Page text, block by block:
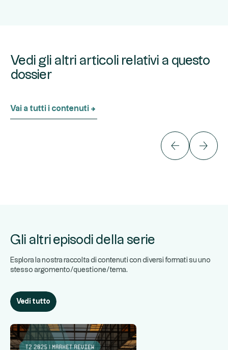
Vedi gli altri articoli relativi a questo
dossier
Vai a tutti i contenuti
Gli altri episodi della serie
Esplora la nostra raccolta di contenuti con diversi formati su uno
stesso argomento/questione/tema.
Vedi tutto